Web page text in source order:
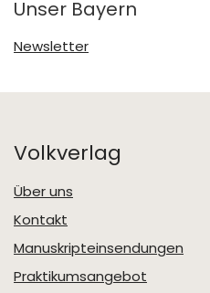
Unser Bayern
Newsletter
Volkverlag
Über uns
Kontakt
Manuskripteinsendungen
Praktikumsangebot